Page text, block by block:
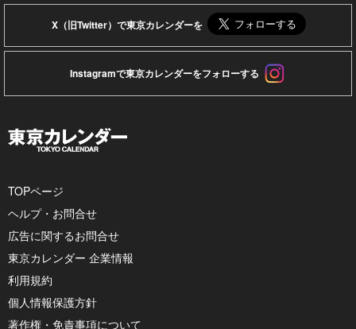
X（旧Twitter）で東京カレンダーを
Instagramで東京カレンダーをフォローする
TOPページ
ヘルプ・お問合せ
広告に関するお問合せ
東京カレンダー 企業情報
利用規約
個人情報保護方針
著作権・免責事項について